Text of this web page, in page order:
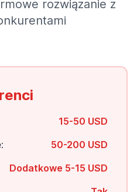
rozwiązanie z
15-50 USD
50-200 USD
Dodatkowe 5-15 USD